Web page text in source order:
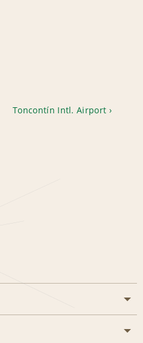
Toncontín Intl. Airport